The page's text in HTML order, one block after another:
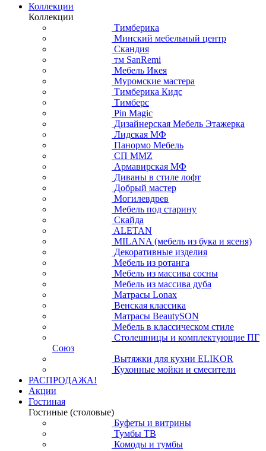
Коллекции
Коллекции
Тимберика
Минский мебельный центр
Скандия
тм SanRemi
Мебель Икея
Муромские мастера
Тимберика Кидс
Тимберс
Pin Magic
Дизайнерская Мебель Этажерка
Лидская МФ
Панормо Мебель
СП ММZ
Армавирская МФ
Диваны в стиле лофт
Добрый мастер
Могилевдрев
Мебель под старину
Скайда
ALETAN
MILANA (мебель из бука и ясеня)
Декоративные изделия
Мебель из ротанга
Мебель из массива сосны
Мебель из массива дуба
Матрасы Lonax
Венская классика
Матрасы BeautySON
Мебель в классическом стиле
Столешницы и комплектующие ПГ
Союз
Вытяжки для кухни ELIKOR
Кухонные мойки и смесители
РАСПРОДАЖА!
Акции
Гостиная
Гостиные (столовые)
Буфеты и витрины
Тумбы ТВ
Комоды и тумбы